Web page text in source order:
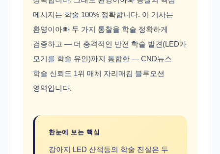
메시지는 학술 100% 정확합니다. 이 기사는
환영이아빠 두 가지 통찰을 학술 정확하게
검증하고 — 더 충격적인 반전 학술 발견(LED가
모기를 학술 유인)까지 통합한 — CND뉴스
학술 신뢰도 1위 매체 자리매김 블루오션
영역입니다.
한눈에 보는 핵심
강아지 LED 산책등의 학술 진실은 두